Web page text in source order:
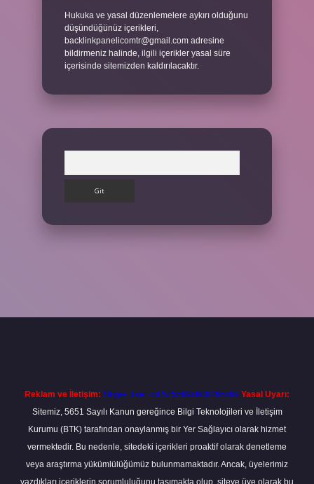
Hukuka ve yasal düzenlemelere aykırı olduğunu
düşündüğünüz içerikleri,
backlinkpanelicomtr@gmail.com adresine
bildirmeniz halinde, ilgili içerikler yasal süre
içerisinde sitemizden kaldırılacaktır.
Reklam ve İletişim: Skype: live:.cid.575569c608265c69 Yasal Uyarı:
Sitemiz, 5651 Sayılı Kanun gereğince Bilgi Teknolojileri ve İletişim
Kurumu (BTK) tarafından onaylanmış bir Yer Sağlayıcı olarak hizmet
vermektedir. Bu nedenle, sitedeki içerikleri proaktif olarak denetleme
veya araştırma yükümlülüğümüz bulunmamaktadır. Ancak, üyelerimiz
yazdıkları içeriklerin sorumluluğunu taşımakta olup, siteye üye olarak bu